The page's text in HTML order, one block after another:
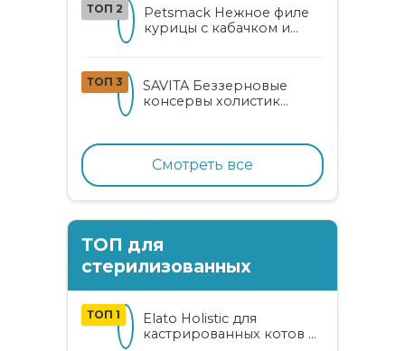
ТОП 2
Petsmack Нежное филе
курицы с кабачком и
ТОП 3
SAVITA Беззерновые
консервы холистик
Смотреть все
ТОП для
стерилизованных
ТОП 1
Elato Holistic для
кастрированных котов и